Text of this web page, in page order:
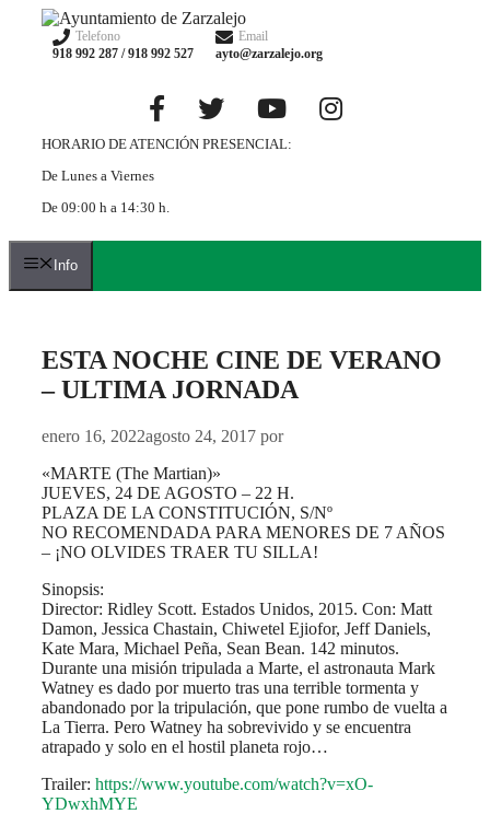
Saltar
contenido
Telefono
918 992 287 / 918 992 527
Email
ayto@zarzalejo.org
HORARIO DE ATENCIÓN PRESENCIAL:
De Lunes a Viernes
De 09:00 h a 14:30 h.
Info
ESTA NOCHE CINE DE VERANO
– ULTIMA JORNADA
enero 16, 2022agosto 24, 2017 por
«MARTE (The Martian)»
JUEVES, 24 DE AGOSTO – 22 H.
PLAZA DE LA CONSTITUCIÓN, S/Nº
NO RECOMENDADA PARA MENORES DE 7 AÑOS
– ¡NO OLVIDES TRAER TU SILLA!
Sinopsis:
Director: Ridley Scott. Estados Unidos, 2015. Con: Matt
Damon, Jessica Chastain, Chiwetel Ejiofor, Jeff Daniels,
Kate Mara, Michael Peña, Sean Bean. 142 minutos.
Durante una misión tripulada a Marte, el astronauta Mark
Watney es dado por muerto tras una terrible tormenta y
abandonado por la tripulación, que pone rumbo de vuelta a
La Tierra. Pero Watney ha sobrevivido y se encuentra
atrapado y solo en el hostil planeta rojo…
Trailer: https://www.youtube.com/watch?v=xO-
YDwxhMYE